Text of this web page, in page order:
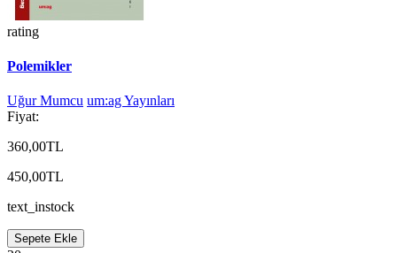
rating
Polemikler
Uğur Mumcu um:ag Yayınları
Fiyat:
360,00TL
450,00TL
text_instock
Sepete Ekle